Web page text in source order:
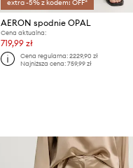
extra -5% z kodem: OFF*
AERON spodnie OPAL
Cena aktualna:
719,99 zł
Cena regularna: 2229,90 zł
Najniższa cena: 759,99 zł